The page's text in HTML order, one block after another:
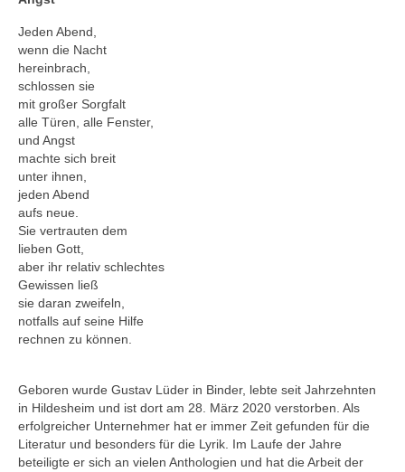
Andenken
Neuerscheinungen von Mitgliedern
Ausschreibungen
Leipziger Lyrikbibliothek
Lyrikschaufenster im Literaturhaus Leipzig
Mitglied werden
Jeden Abend,
wenn die Nacht
hereinbrach,
schlossen sie
mit großer Sorgfalt
alle Türen, alle Fenster,
und Angst
machte sich breit
unter ihnen,
jeden Abend
aufs neue.
Sie vertrauten dem
lieben Gott,
aber ihr relativ schlechtes
Gewissen ließ
sie daran zweifeln,
notfalls auf seine Hilfe
rechnen zu können.
Geboren wurde Gustav Lüder in Binder, lebte seit Jahrzehnten
in Hildesheim und ist dort am 28. März 2020 verstorben. Als
erfolgreicher Unternehmer hat er immer Zeit gefunden für die
Literatur und besonders für die Lyrik. Im Laufe der Jahre
beteiligte er sich an vielen Anthologien und hat die Arbeit der